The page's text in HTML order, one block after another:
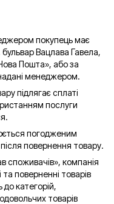
покупець має
Вацлава Гавела,
Пошта», або за
менеджером.
підлягає сплаті
послуги
погодженим
повернення товару.
споживачів», компанія
поверненні товарів
категорій,
товарів